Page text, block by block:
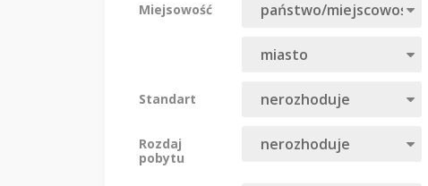
Miejsowość
Standart
Rozdaj
pobytu